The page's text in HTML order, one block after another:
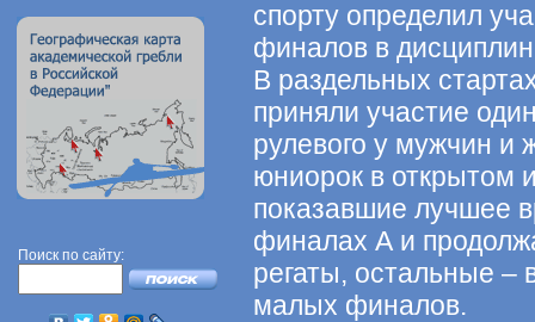
Поиск по сайту:
спорту определил
финалов в
В раздельных
приняли участие
рулевого у мужчин
юниорок в открытом
показавшие лучшее
финалах А и
регаты, остальные –
малых финалов.